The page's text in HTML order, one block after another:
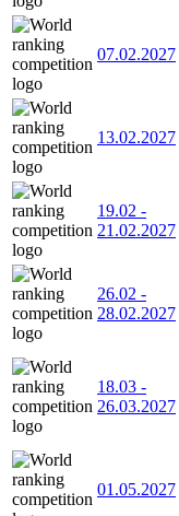
07.02.2027
13.02.2027
19.02 -
21.02.2027
26.02 -
28.02.2027
18.03 -
26.03.2027
01.05.2027